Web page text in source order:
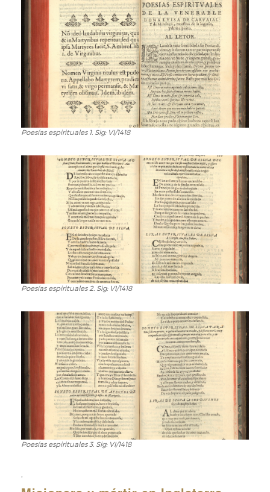
Poesías
Poesías espirituales 1. Sig: VI/1418
Poesías
Poesías espirituales 2. Sig: VI/1418
Poesías
Poesías espirituales 3. Sig: VI/1418